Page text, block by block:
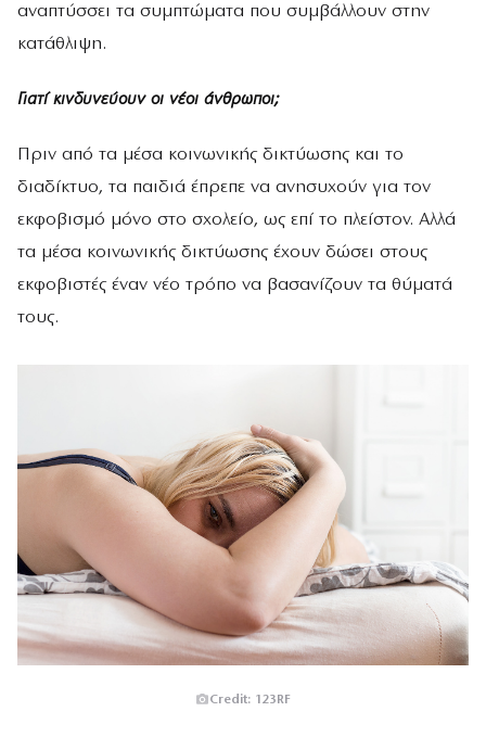
αναπτύσσει τα συμπτώματα που συμβάλλουν στην
κατάθλιψη.
Γιατί κινδυνεύουν οι νέοι άνθρωποι;
Πριν από τα μέσα κοινωνικής δικτύωσης και το
διαδίκτυο, τα παιδιά έπρεπε να ανησυχούν για τον
εκφοβισμό μόνο στο σχολείο, ως επί το πλείστον. Αλλά
τα μέσα κοινωνικής δικτύωσης έχουν δώσει στους
εκφοβιστές έναν νέο τρόπο να βασανίζουν τα θύματά
τους.
Credit: 123RF